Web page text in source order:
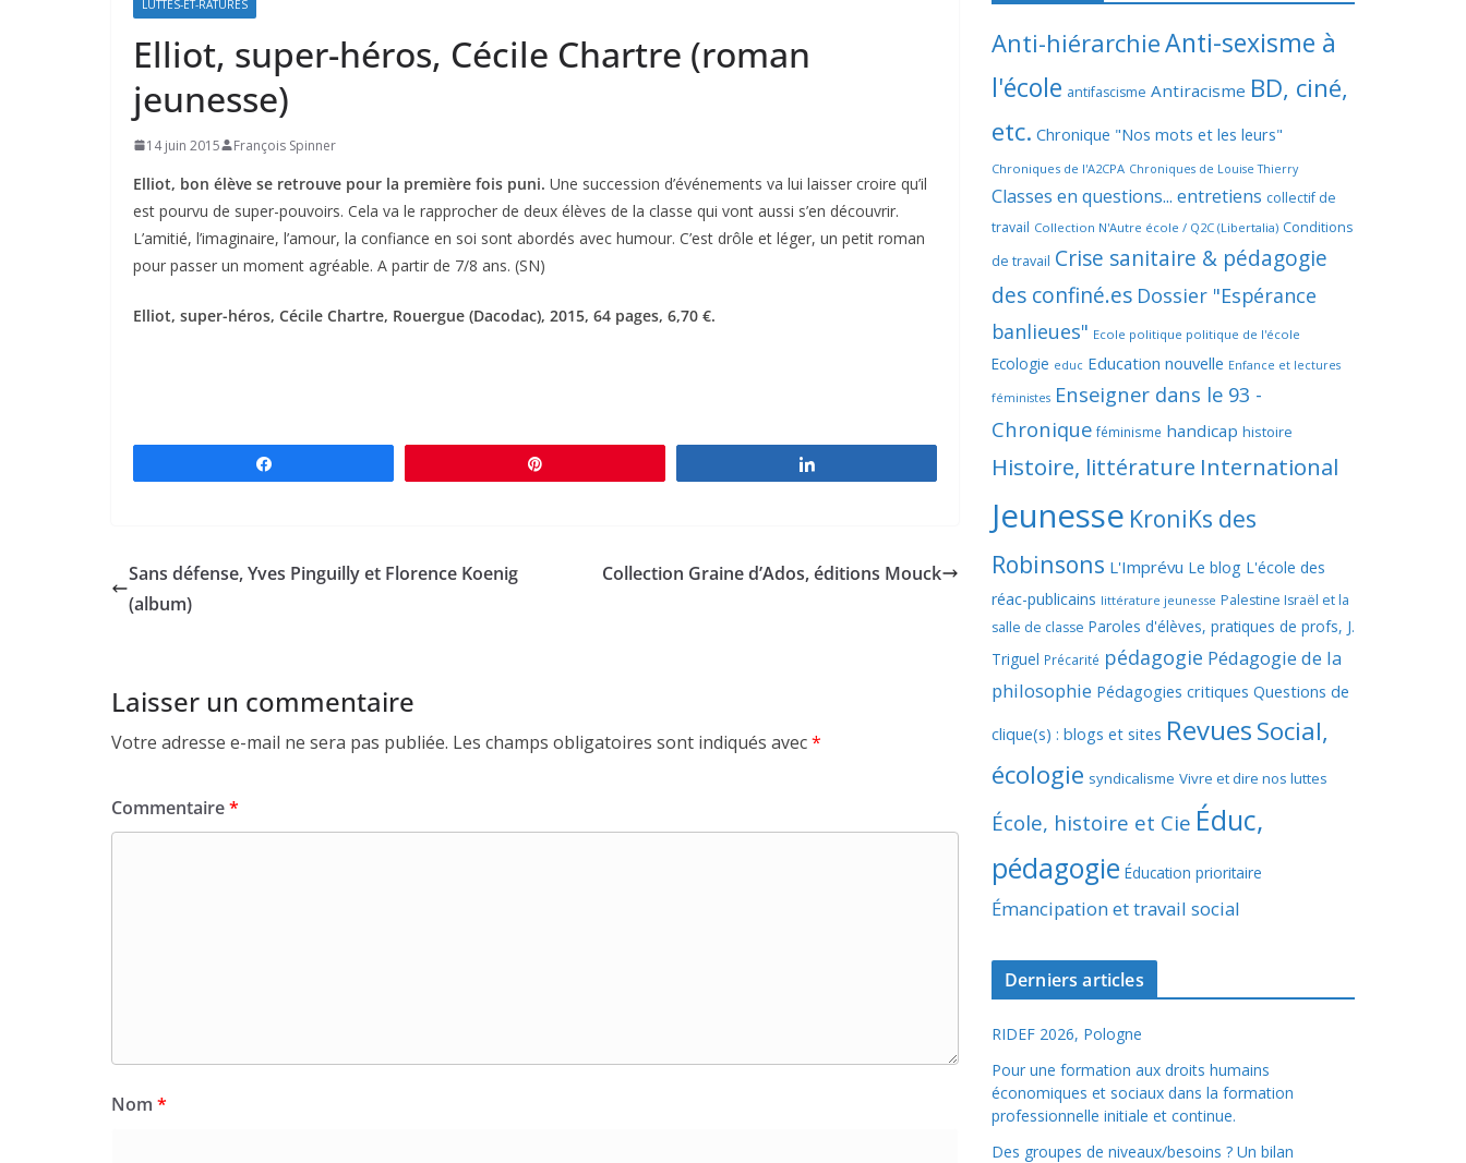
LUTTES-ET-RATURES
Elliot, super-héros, Cécile Chartre (roman
jeunesse)
14 juin 2015 François Spinner
Elliot, bon élève se retrouve pour la première fois puni. Une succession d’événements va lui laisser croire qu’il
est pourvu de super-pouvoirs. Cela va le rapprocher de deux élèves de la classe qui vont aussi s’en découvrir.
L’amitié, l’imaginaire, l’amour, la confiance en soi sont abordés avec humour. C’est drôle et léger, un petit roman
pour passer un moment agréable. A partir de 7/8 ans. (SN)
Elliot, super-héros, Cécile Chartre, Rouergue (Dacodac), 2015, 64 pages, 6,70 €.
Sans défense, Yves Pinguilly et Florence Koenig
(album)
Collection Graine d’Ados, éditions Mouck
Laisser un commentaire
Votre adresse e-mail ne sera pas publiée. Les champs obligatoires sont indiqués avec*
Commentaire*
Nom *
Anti-hiérarchieAnti-sexisme à
l'école antifascisme Antiracisme BD, ciné,
etc. Chronique "Nos mots et les leurs"
Chroniques de l'A2CPA Chroniques de Louise Thierry
Classes en questions... entretiens collectif de
travail Collection N'Autre école / Q2C (Libertalia) Conditions
de travail Crise sanitaire & pédagogie
des confiné.es Dossier "Espérance
banlieues" Ecole politique politique de l'école
Ecologie educ Education nouvelle Enfance et lectures
féministes Enseigner dans le 93 -
Chronique féminisme handicap histoire
Histoire, littérature International
Jeunesse KroniKs des
Robinsons L'Imprévu Le blog L'école des
réac-publicains littérature jeunesse Palestine Israël et la
salle de classe Paroles d'élèves, pratiques de profs, J.
Triguel Précarité pédagogie Pédagogie de la
philosophie Pédagogies critiques Questions de
clique(s) : blogs et sites RevuesSocial,
écologie syndicalisme Vivre et dire nos luttes
École, histoire et Cie Éduc,
pédagogie Éducation prioritaire
Émancipation et travail social
Derniers articles
RIDEF 2026, Pologne
Pour une formation aux droits humains
économiques et sociaux dans la formation
professionnelle initiale et continue.
Des groupes de niveaux/besoins ? Un bilan